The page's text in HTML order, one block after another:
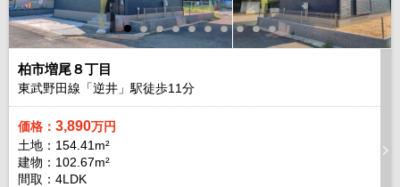
柏市増尾８丁目
東武野田線「逆井」駅徒歩11分
価格： 3,890万円
土地：154.41m²
建物：102.67m²
間取：4LDK